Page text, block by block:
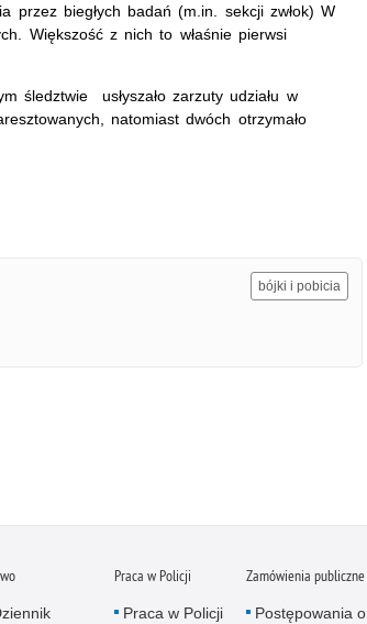
przez biegłych badań (m.in. sekcji zwłok) W
Większość z nich to właśnie pierwsi
śledztwie usłyszało zarzuty udziału w
natomiast dwóch otrzymało
bójki i pobicia
Praca w Policji
Praca w Policji
Zamówienia publiczne
Postępowania o